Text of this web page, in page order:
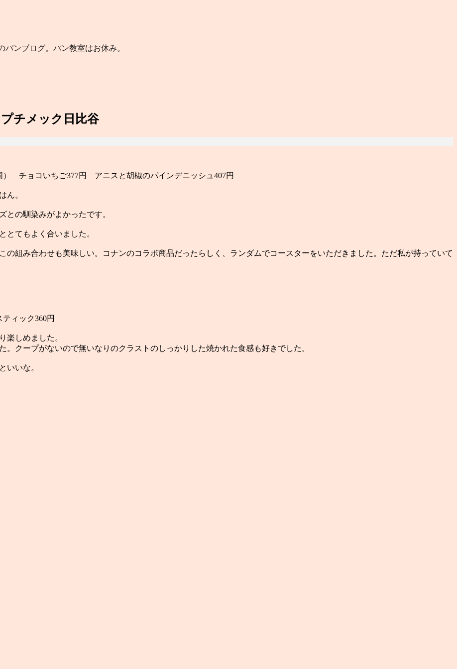
ンブログ。パン教室はお休み。
チメック日比谷
チョコいちご377円 アニスと胡椒のパインデニッシュ407円
ん。
との馴染みがよかったです。
とてもよく合いました。
組み合わせも美味しい。コナンのコラボ商品だったらしく、ランダムでコースターをいただきました。ただ私が持っていて
ィック360円
楽しめました。
クープがないので無いなりのクラストのしっかりした焼かれた食感も好きでした。
いいな。